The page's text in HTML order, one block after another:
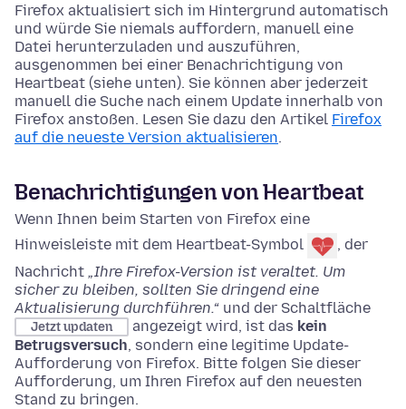
Firefox aktualisiert sich im Hintergrund automatisch
und würde Sie niemals auffordern, manuell eine
Datei herunterzuladen und auszuführen,
ausgenommen bei einer Benachrichtigung von
Heartbeat (siehe unten). Sie können aber jederzeit
manuell die Suche nach einem Update innerhalb von
Firefox anstoßen. Lesen Sie dazu den Artikel Firefox
auf die neueste Version aktualisieren.
Benachrichtigungen von Heartbeat
Wenn Ihnen beim Starten von Firefox eine
Hinweisleiste mit dem Heartbeat-Symbol
, der
Nachricht „Ihre Firefox-Version ist veraltet. Um
sicher zu bleiben, sollten Sie dringend eine
Aktualisierung durchführen.“ und der Schaltfläche
Jetzt updaten angezeigt wird, ist das kein
Betrugsversuch, sondern eine legitime Update-
Aufforderung von Firefox. Bitte folgen Sie dieser
Aufforderung, um Ihren Firefox auf den neuesten
Stand zu bringen.